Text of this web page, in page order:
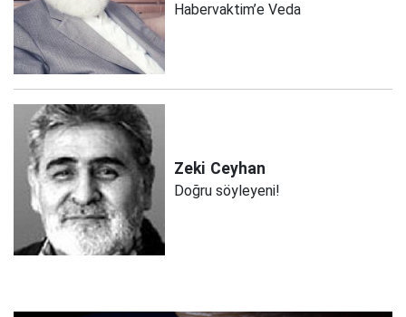
Habervaktim’e Veda
Zeki Ceyhan
Doğru söyleyeni!